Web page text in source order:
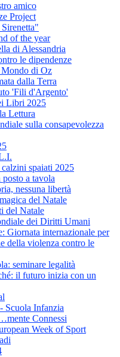
amico
Project
of the year
di Alessandria
le dipendenze
di Oz
dalla Terra
'Fili d'Argento'
Libri 2025
Lettura
sulla consapevolezza
spaiati 2025
a tavola
nessuna libertà
del Natale
del Natale
dei Diritti Umani
Giornata internazionale per
della violenza contro le
seminare legalità
il futuro inizia con un
Scuola Infanzia
Connessi
Week of Sport